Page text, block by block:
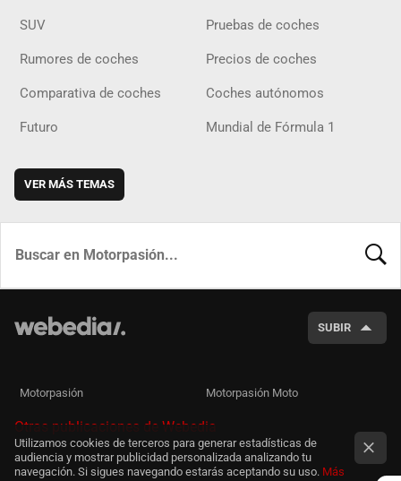
SUV Pruebas de coches
Rumores de coches Precios de coches
Comparativa de coches Coches autónomos
Futuro Mundial de Fórmula 1
VER MÁS TEMAS
SUBIR
Motorpasión Motorpasión Moto
Otras publicaciones de Webedia
Utilizamos cookies de terceros para generar estadísticas de
audiencia y mostrar publicidad personalizada analizando tu
navegación. Si sigues navegando estarás aceptando su uso. Más